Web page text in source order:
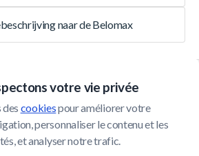
votre vie privée
cookies pour améliorer votre
personnaliser le contenu et les
et analyser notre trafic.
naar de Belomax